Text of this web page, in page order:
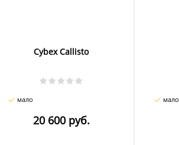
Cybex Callisto
мало
20 600 руб.
мало